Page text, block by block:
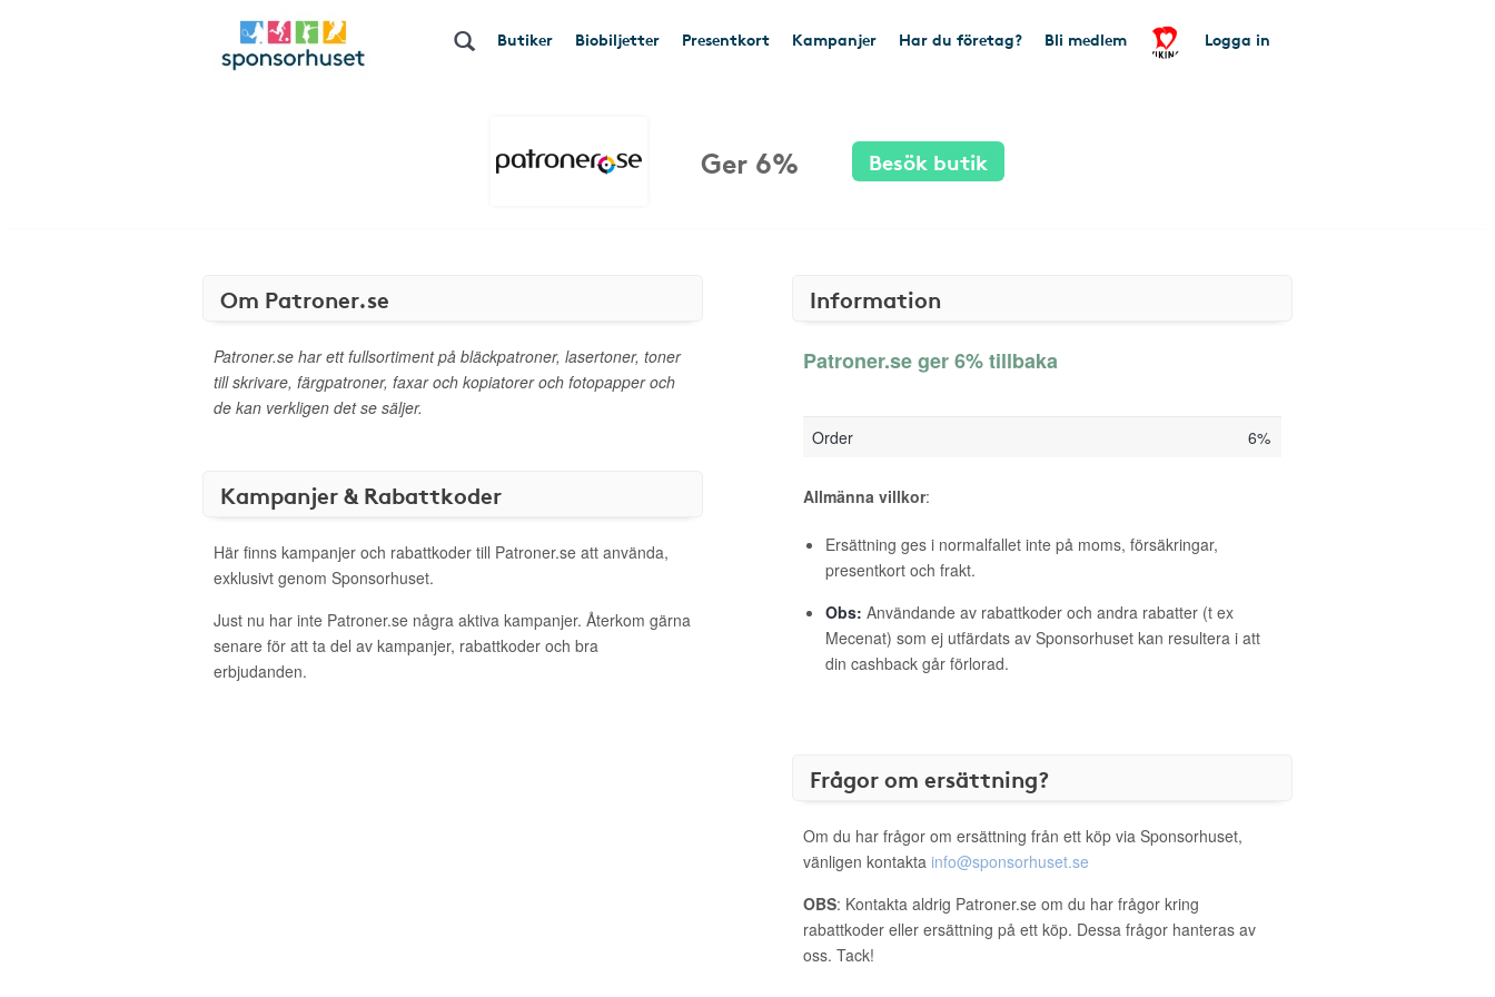
Butiker Biobiljetter Presentkort Kampanjer Har du företag? Bli medlem Logga in
Ger 6% Besök butik
Om Patroner.se
Patroner.se har ett fullsortiment på bläckpatroner, lasertoner, toner
till skrivare, färgpatroner, faxar och kopiatorer och fotopapper och
de kan verkligen det se säljer.
Kampanjer & Rabattkoder
Här finns kampanjer och rabattkoder till Patroner.se att använda,
exklusivt genom Sponsorhuset.
Just nu har inte Patroner.se några aktiva kampanjer. Återkom gärna
senare för att ta del av kampanjer, rabattkoder och bra
erbjudanden.
Information
Patroner.se ger 6% tillbaka
Order 6%
Allmänna villkor:
Ersättning ges i normalfallet inte på moms, försäkringar,
presentkort och frakt.
Obs: Användande av rabattkoder och andra rabatter (t ex
Mecenat) som ej utfärdats av Sponsorhuset kan resultera i att
din cashback går förlorad.
Frågor om ersättning?
Om du har frågor om ersättning från ett köp via Sponsorhuset,
vänligen kontakta info@sponsorhuset.se
OBS: Kontakta aldrig Patroner.se om du har frågor kring
rabattkoder eller ersättning på ett köp. Dessa frågor hanteras av
oss. Tack!